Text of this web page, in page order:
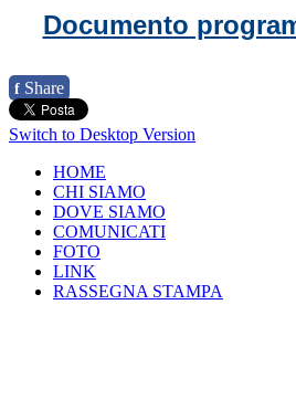
Documento
f Share
Switch to Desktop Version
HOME
CHI SIAMO
DOVE SIAMO
COMUNICATI
FOTO
LINK
RASSEGNA STAMPA